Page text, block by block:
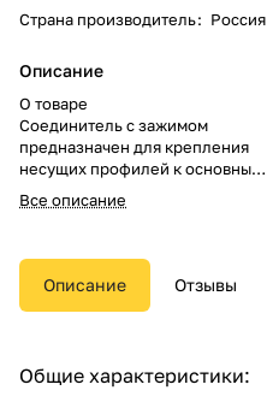
Страна производитель: Россия
Описание
О товаре
Соединитель с зажимом
предназначен для крепления
несущих профилей к основным
профилям в подвесном потолке
(применяется с профилем
Все описание
Описание Отзывы
Общие характеристики: